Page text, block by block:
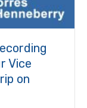
Vice
on